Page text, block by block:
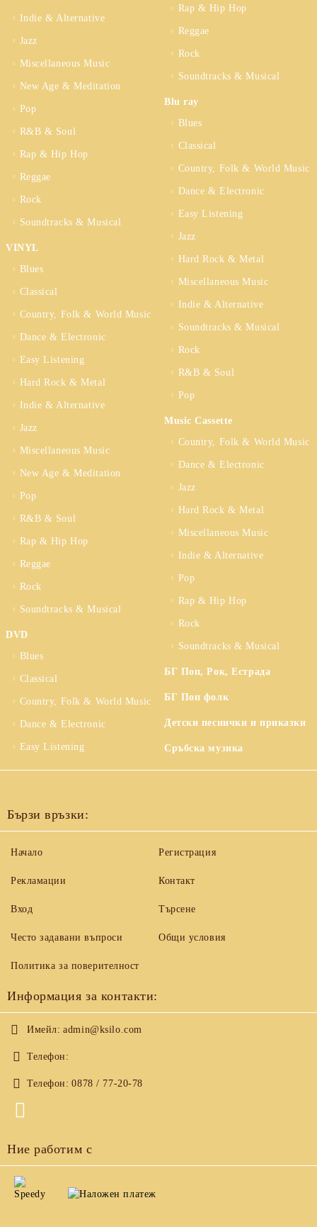
Indie & Alternative
Jazz
Miscellaneous Music
New Age & Meditation
Pop
R&B & Soul
Rap & Hip Hop
Reggae
Rock
Soundtracks & Musical
VINYL
Blues
Classical
Country, Folk & World Music
Dance & Electronic
Easy Listening
Hard Rock & Metal
Indie & Alternative
Jazz
Miscellaneous Music
New Age & Meditation
Pop
R&B & Soul
Rap & Hip Hop
Reggae
Rock
Soundtracks & Musical
DVD
Blues
Classical
Country, Folk & World Music
Dance & Electronic
Easy Listening
Rap & Hip Hop
Reggae
Rock
Soundtracks & Musical
Blu ray
Blues
Classical
Country, Folk & World Music
Dance & Electronic
Easy Listening
Jazz
Hard Rock & Metal
Miscellaneous Music
Indie & Alternative
Soundtracks & Musical
Rock
R&B & Soul
Pop
Music Cassette
Country, Folk & World Music
Dance & Electronic
Jazz
Hard Rock & Metal
Miscellaneous Music
Indie & Alternative
Pop
Rap & Hip Hop
Rock
Soundtracks & Musical
БГ Поп, Рок, Естрада
БГ Поп фолк
Детски песнички и приказки
Сръбска музика
Бързи връзки:
Начало
Рекламации
Вход
Често задавани въпроси
Регистрация
Контакт
Търсене
Общи условия
Политика за поверителност
Информация за контакти:
Имейл: admin@ksilo.com
Телефон:
Телефон: 0878 / 77-20-78
Ние работим с